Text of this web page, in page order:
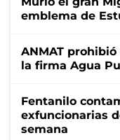
emblema de
ANMAT
la firma Agua
Fentanilo
exfuncionarias
semana